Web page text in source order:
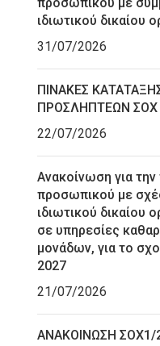
ιδιωτικού δικαίου
31/07/2026
ΠΙΝΑΚΕΣ
ΠΡΟΣΛΗΠΤΕΩΝ ΣΟΧ
22/07/2026
Ανακοίνωση για
προσωπικού με
ιδιωτικού δικαίου
σε υπηρεσίες
μονάδων, για το
2027
21/07/2026
ΑΝΑΚΟΙΝΩΣΗ ΣΟΧ1/